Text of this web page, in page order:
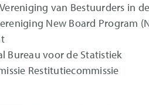
van Bestuurders in
New Board Program
Bureau voor de Statistiek
Restitutiecommissie